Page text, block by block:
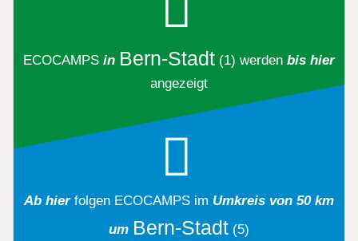
ECOCAMPS in Bern-Stadt (1) werden bis hier
angezeigt
Ab hier folgen ECOCAMPS im Umkreis von 50 km
um Bern-Stadt (5)